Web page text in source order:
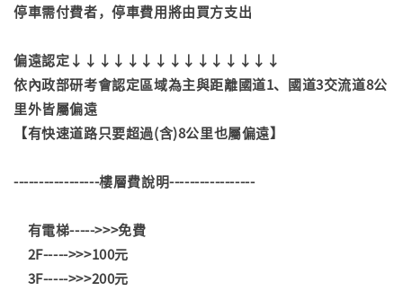
停車需付費者，停車費用將由買方支出
偏遠認定↓↓↓↓↓↓↓↓↓↓↓↓↓↓↓
依內政部研考會認定區域為主與距離國道1、國道3交流道8公
里外皆屬偏遠
【有快速道路只要超過(含)8公里也屬偏遠】
-----------------樓層費說明-----------------
有電梯----->>>免費
2F----->>>100元
3F----->>>200元